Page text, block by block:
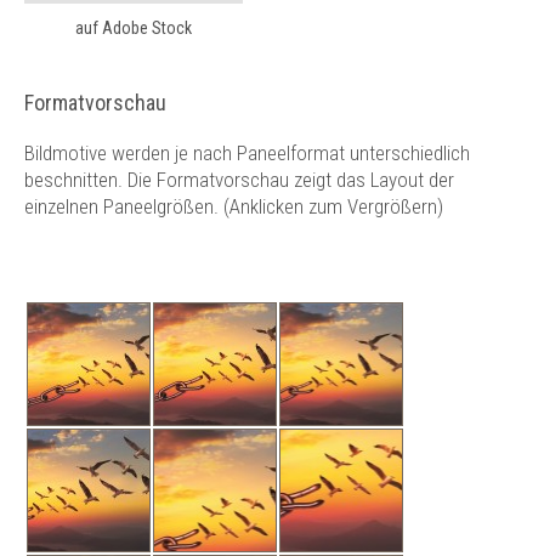
auf Adobe Stock
Formatvorschau
Bildmotive werden je nach Paneelformat unterschiedlich
beschnitten. Die Formatvorschau zeigt das Layout der
einzelnen Paneelgrößen. (Anklicken zum Vergrößern)